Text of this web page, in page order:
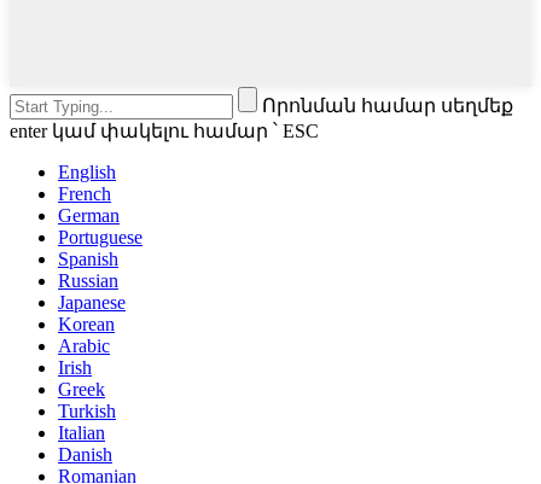
Որոնման համար սեղմեք
enter կամ փակելու համար ՝ ESC
English
French
German
Portuguese
Spanish
Russian
Japanese
Korean
Arabic
Irish
Greek
Turkish
Italian
Danish
Romanian